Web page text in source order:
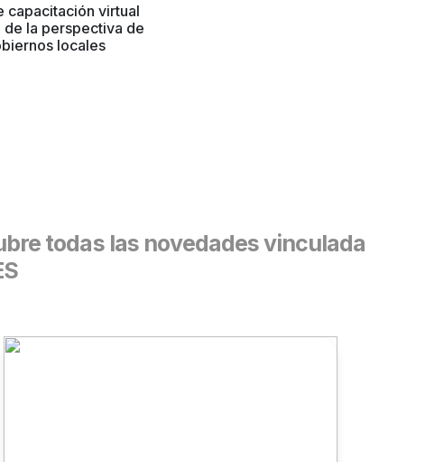
capacitación virtual
la perspectiva de
locales
todas las novedades vinculadas